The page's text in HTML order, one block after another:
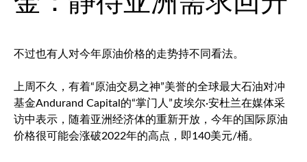
不过也有人对今年原油价格的走势持不同看法。
上周不久，有着“原油交易之神”美誉的全球最大石油对冲
基金Andurand Capital的“掌门人”皮埃尔·安杜兰在媒体采
访中表示，随着亚洲经济体的重新开放，今年的国际原油
价格很可能会涨破2022年的高点，即140美元/桶。